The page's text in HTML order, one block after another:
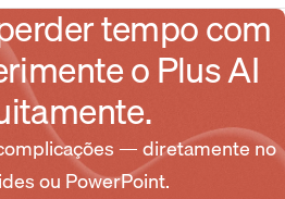
tempo com
o Plus AI
— diretamente no
ou PowerPoint.